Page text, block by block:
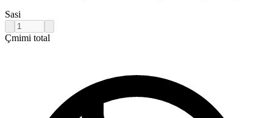
Sasi
Çmimi total